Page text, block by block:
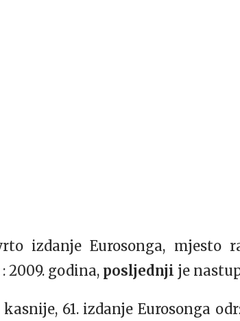
izdanje Eurosonga, mjesto
2009. godina, posljednji je
61. izdanje Eurosonga